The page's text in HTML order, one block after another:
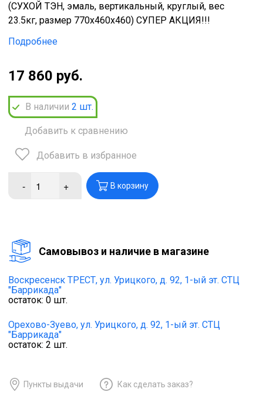
(СУХОЙ ТЭН, эмаль, вертикальный, круглый, вес
23.5кг, размер 770х460х460) СУПЕР АКЦИЯ!!!
Подробнее
17 860 руб.
В наличии 2 шт.
Добавить к сравнению
Добавить в избранное
- + В корзину
Cамовывоз и наличие в магазине
Воскресенск ТРЕСТ, ул. Урицкого, д. 92, 1-ый эт. СТЦ
"Баррикада"
остаток: 0 шт.
Орехово-Зуево, ул. Урицкого, д. 92, 1-ый эт. СТЦ
"Баррикада"
остаток: 2 шт.
Пункты выдачи Как сделать заказ?